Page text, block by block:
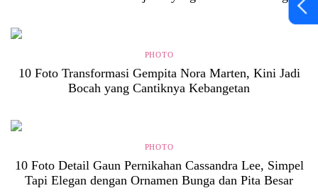
PHOTO
10 Foto Transformasi Gempita Nora Marten, Kini Jadi
Bocah yang Cantiknya Kebangetan
PHOTO
10 Foto Detail Gaun Pernikahan Cassandra Lee, Simpel
Tapi Elegan dengan Ornamen Bunga dan Pita Besar